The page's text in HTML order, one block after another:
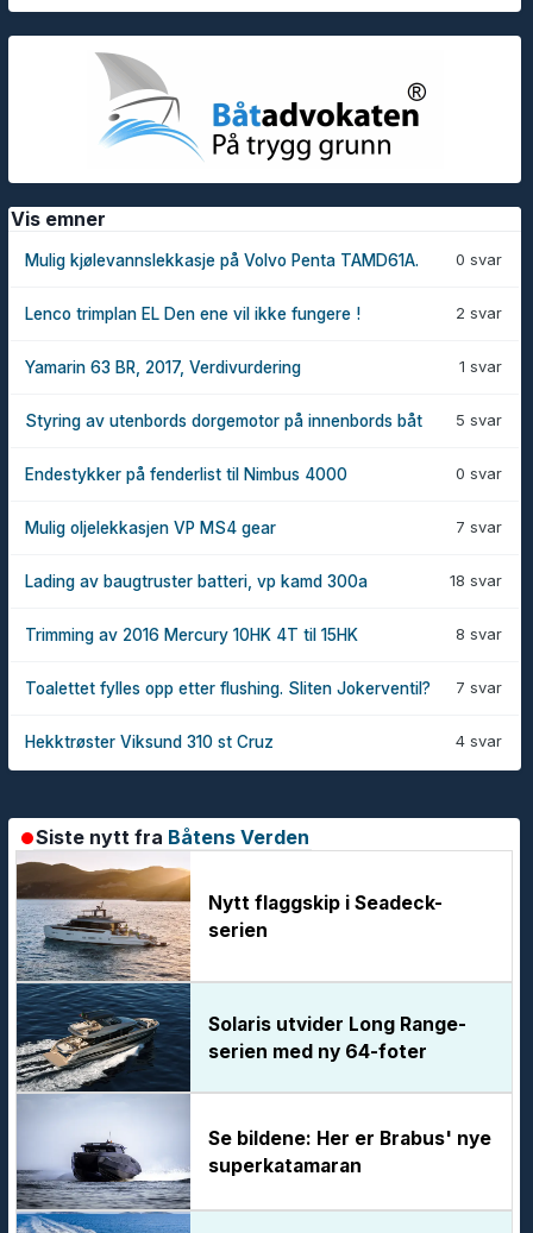
Vis emner
0 svar
Mulig kjølevannslekkasje på Volvo Penta TAMD61A.
2 svar
Lenco trimplan EL Den ene vil ikke fungere !
1 svar
Yamarin 63 BR, 2017, Verdivurdering
5 svar
Styring av utenbords dorgemotor på innenbords båt
0 svar
Endestykker på fenderlist til Nimbus 4000
7 svar
Mulig oljelekkasjen VP MS4 gear
18 svar
Lading av baugtruster batteri, vp kamd 300a
8 svar
Trimming av 2016 Mercury 10HK 4T til 15HK
7 svar
Toalettet fylles opp etter flushing. Sliten Jokerventil?
4 svar
Hekktrøster Viksund 310 st Cruz
Siste nytt fra Båtens Verden
Nytt flaggskip i Seadeck-
serien
Solaris utvider Long Range-
serien med ny 64-foter
Se bildene: Her er Brabus' nye
superkatamaran